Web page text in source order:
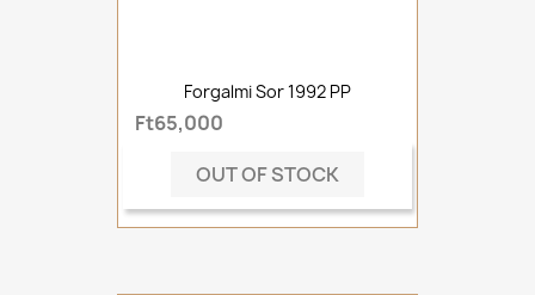
Forgalmi Sor 1992 PP
Ft65,000
OUT OF STOCK